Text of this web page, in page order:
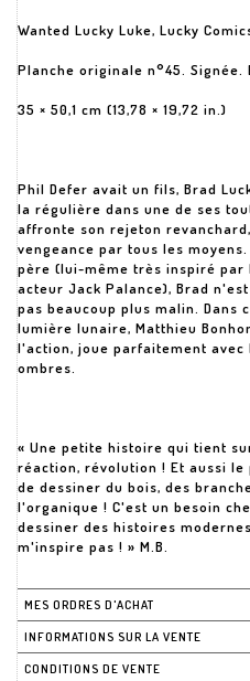
Wanted Lucky Luke, Lucky
Planche originale n°45. Signée.
35 × 50,1 cm (13,78 × 19,72 in.)
Phil Defer avait un fils, Brad
la régulière dans une de ses
affronte son rejeton
vengeance par tous les
père (lui-même très inspiré par
acteur Jack Palance), Brad
pas beaucoup plus malin. Dans
lumière lunaire, Matthieu
l'action, joue parfaitement avec
ombres.
« Une petite histoire qui tient
réaction, révolution ! Et aussi
de dessiner du bois, des
l'organique ! C'est un besoin
dessiner des histoires
m'inspire pas ! » M.B.
MES ORDRES D'ACHAT
INFORMATIONS SUR LA VENTE
CONDITIONS DE VENTE